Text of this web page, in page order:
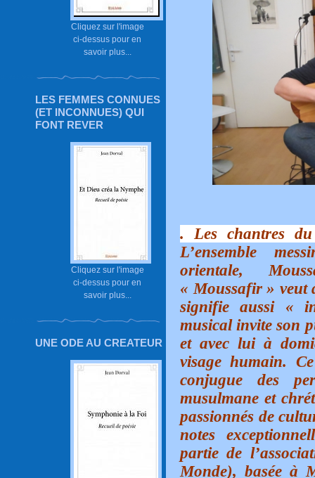
Cliquez sur l'image
ci-dessus pour en
savoir plus...
LES FEMMES CONNUES
(ET INCONNUES) QUI
FONT REVER
Cliquez sur l'image
ci-dessus pour en
savoir plus...
UNE ODE AU CREATEUR
. Les chantres
L’ensemble
orientale,
« Moussafir » veut
signifie aussi «
musical invite son
et avec lui à
visage humain.
conjugue des
musulmane et
passionnés de
notes
partie de
Monde), basée à